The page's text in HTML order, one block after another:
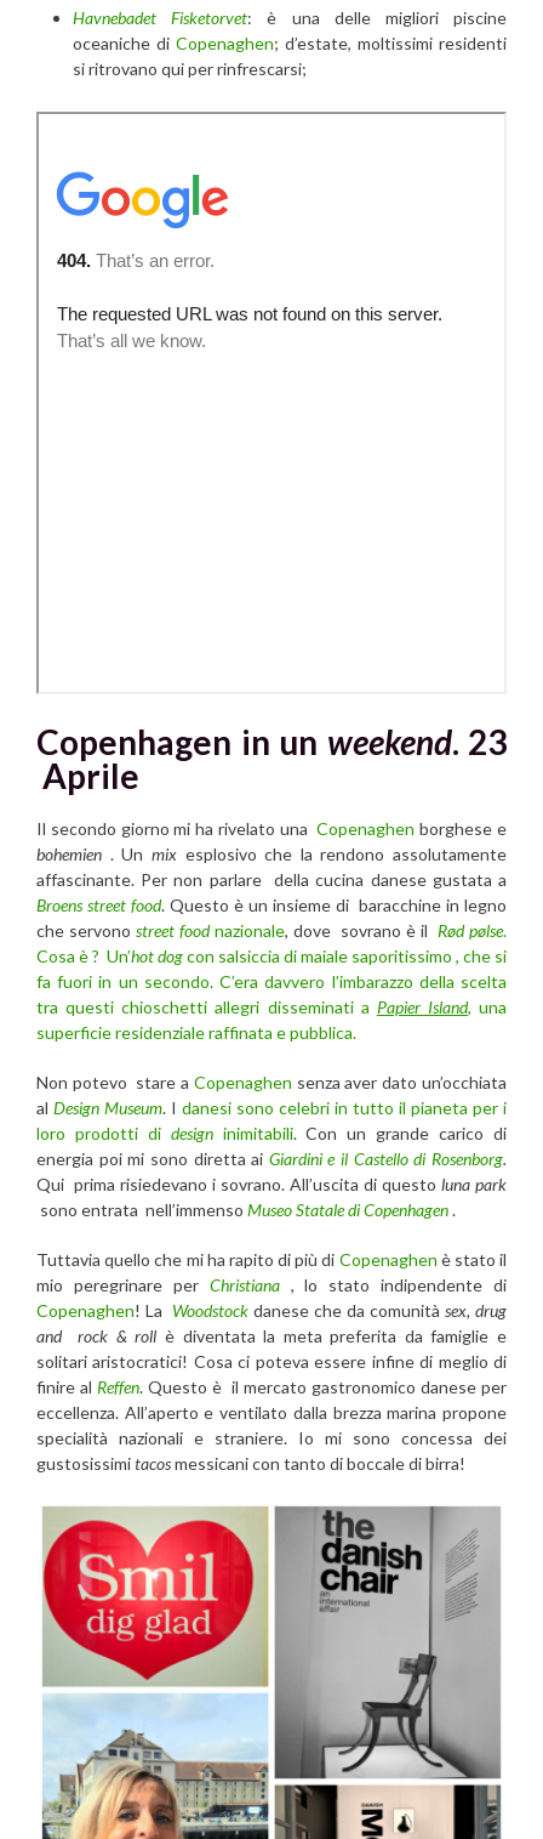
Havnebadet Fisketorvet: è una delle migliori piscine
oceaniche di Copenaghen; d’estate, moltissimi residenti
si ritrovano qui per rinfrescarsi;
Copenhagen in un weekend. 23
Aprile
Il secondo giorno mi ha rivelato unaCopenaghen borghese e
bohemien . Un mix esplosivo che la rendono assolutamente
affascinante. Per non parlare della cucina danese gustata a
Broens street food. Questo è un insieme di baracchine in legno
che servono street foodnazionale, dove sovrano è il Rød pølse.
Cosa è ? Un’hot dogcon salsiccia di maiale saporitissimo , che si
fa fuori in un secondo. C’era davvero l’imbarazzo della scelta
tra questi chioschetti allegri disseminati a Papier Island, una
superficie residenziale raffinata e pubblica.
Non potevo stare a Copenaghen senza aver dato un’occhiata
al Design Museum. I danesi sono celebri in tutto il pianeta per i
loro prodotti di designinimitabili. Con un grande carico di
energia poi mi sono diretta ai Giardini e il Castello di Rosenborg.
Qui prima risiedevano i sovrano. All’uscita di questo luna park
sono entrata nell’immenso Museo Statale di Copenhagen.
Tuttavia quello che mi ha rapito di più di Copenaghen è stato il
mio peregrinare per Christiana, lo stato indipendente di
Copenaghen! La Woodstock danese che da comunità sex, drug
and rock & roll è diventata la meta preferita da famiglie e
solitari aristocratici! Cosa ci poteva essere infine di meglio di
finire al Reffen. Questo è il mercato gastronomico danese per
eccellenza. All’aperto e ventilato dalla brezza marina propone
specialità nazionali e straniere. Io mi sono concessa dei
gustosissimitacosmessicani con tanto di boccale di birra!